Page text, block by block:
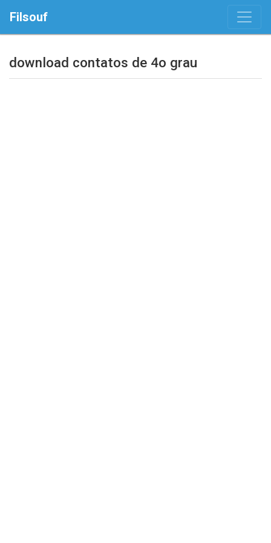
Filsouf
download contatos de 4o grau